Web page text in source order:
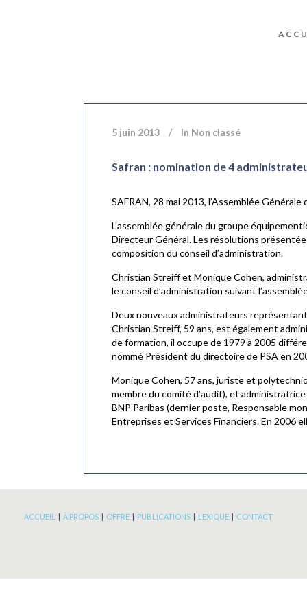
5 juin 2013 In Non classé
Safran : nomination de 4
SAFRAN, 28 mai 2013, l’Assemblée
L’assemblée générale du groupe
Directeur Général. Les résolutions
composition du conseil d’administration.
Christian Streiff et Monique Cohen,
le conseil d’administration suivant
Deux nouveaux administrateurs
Christian Streiff, 59 ans, est également
de formation, il occupe de 1979 à 2005
nommé Président du directoire de PSA en
Monique Cohen, 57 ans, juriste et
membre du comité d’audit), et
BNP Paribas (dernier poste, Responsable
Entreprises et Services Financiers. En 2006
ACCUEIL | À PROPOS | OFFRE | PUBLICATIONS | LEXIQUE | CONTACT